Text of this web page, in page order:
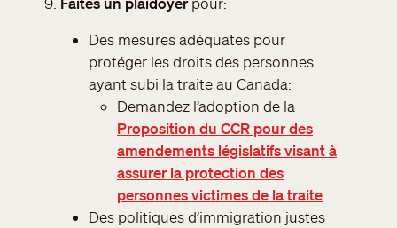
Des mesures adéquates pour
protéger les droits des personnes
ayant subi la traite au Canada:
Demandez l’adoption de la
Proposition du CCR pour des
amendements législatifs visant à
assurer la protection des
personnes victimes de la traite
Des politiques d’immigration justes